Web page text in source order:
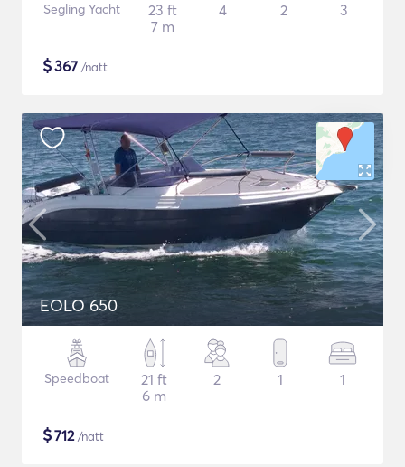
Segling Yacht
23 ft
7 m
4 2 3
$367 /natt
EOLO 650
Speedboat
21 ft
6 m
2 1 1
$712/natt